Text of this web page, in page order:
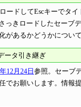
ードしてEscキーでタ
っきロードしたセーブ
があるかどうかについ
ータ引き継ぎ
12月24日参照。セーブ
でお願いします。情報